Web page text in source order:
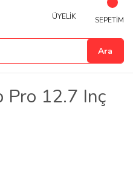
Ara
ÜYELİK SEPETİM
Pro 12.7 Inç